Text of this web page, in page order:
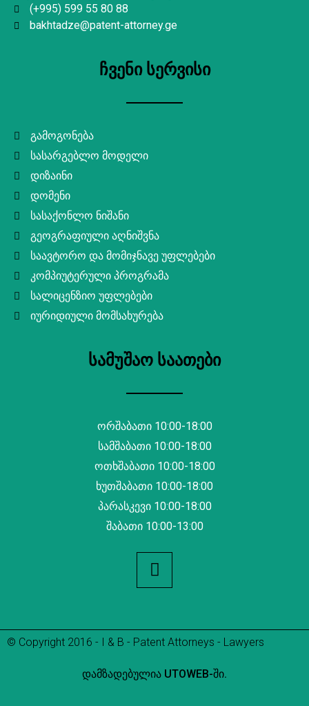
(+995) 599 55 80 88
bakhtadze@patent-attorney.ge
ჩვენი სერვისი
გამოგონება
სასარგებლო მოდელი
დიზაინი
დომენი
სასაქონლო ნიშანი
გეოგრაფიული აღნიშვნა
საავტორო და მომიჯნავე უფლებები
კომპიუტერული პროგრამა
სალიცენზიო უფლებები
იურიდიული მომსახურება
სამუშაო საათები
ორშაბათი 10:00-18:00
სამშაბათი 10:00-18:00
ოთხშაბათი 10:00-18:00
ხუთშაბათი 10:00-18:00
პარასკევი 10:00-18:00
შაბათი 10:00-13:00
© Copyright 2016 - I & B - Patent Attorneys - Lawyers
დამზადებულია UTOWEB-ში.